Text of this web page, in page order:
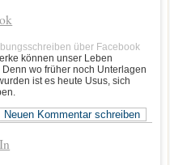
über Facebook
können unser Leben
wo früher noch Unterlagen
ist es heute Usus, sich
Neuen Kommentar schreiben